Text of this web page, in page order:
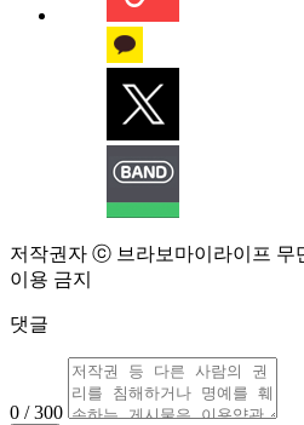
저작권자 ⓒ 브라보마이라이프 무
이용 금지
댓글
0 / 300